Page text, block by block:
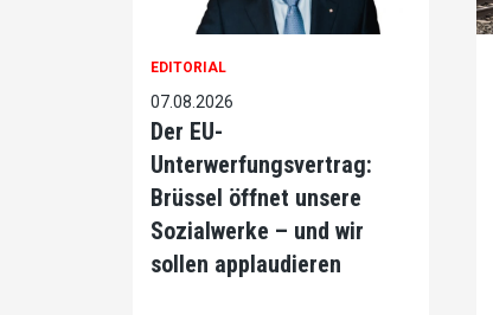
EDITORIAL
07.08.2026
Der EU-
Unterwerfungsvertrag:
Brüssel öffnet unsere
Sozialwerke – und wir
sollen applaudieren